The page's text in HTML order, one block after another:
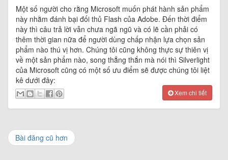
Một số người cho rằng Microsoft muốn phát hành sản phẩm
này nhằm đánh bại đối thủ Flash của Adobe. Đến thời điểm
này thì câu trả lời vẫn chưa ngã ngũ và có lẽ cần phải có
thêm thời gian nữa để người dùng chấp nhận lựa chọn sản
phẩm nào thú vị hơn. Chúng tôi cũng không thực sự thiên vị
về một sản phẩm nào, song thẳng thắn mà nói thì Silverlight
của Microsoft cũng có một số ưu điểm sẽ được chúng tôi liệt
kê dưới đây:
Xem chi tiết
Bài đăng cũ hơn